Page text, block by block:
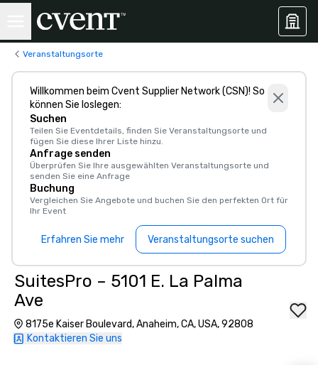
Veranstaltungsorte
Willkommen beim Cvent Supplier Network (CSN)! So
können Sie loslegen:
Suchen
Teilen Sie Eventdetails, finden Sie Veranstaltungsorte und
fügen Sie diese Ihrer Liste hinzu.
Anfrage senden
Überprüfen Sie Ihre ausgewählten Veranstaltungsorte und
senden Sie eine Anfrage
Buchung
Vergleichen Sie Angebote und buchen Sie den perfekten Ort für
Ihr Event
Erfahren Sie mehr Veranstaltungsorte suchen
SuitesPro – 5101 E. La Palma
Ave
8175e Kaiser Boulevard, Anaheim, CA, USA, 92808
Kontaktieren Sie uns